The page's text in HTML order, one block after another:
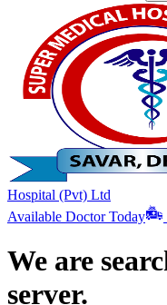
Hospital (Pvt) Ltd
Available Doctor Today
We are
server.